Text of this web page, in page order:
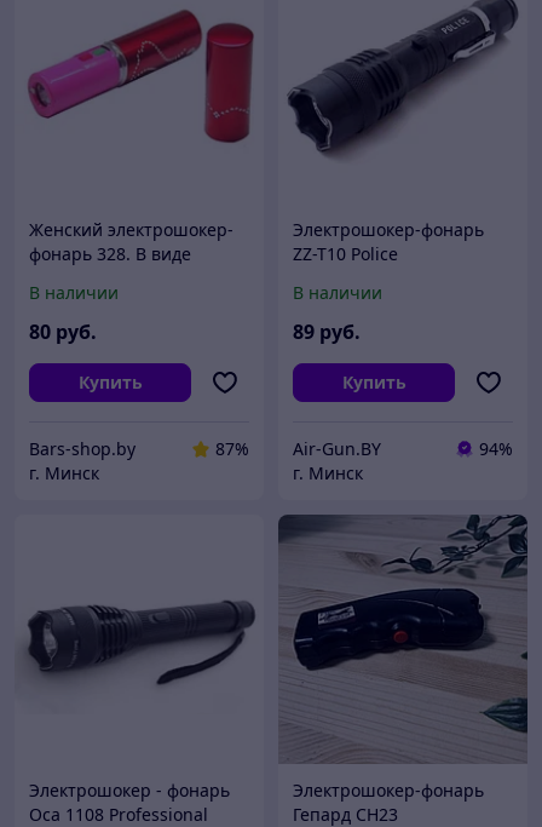
Женский электрошокер-
фонарь 328. В виде
В наличии
80 руб.
Купить
Bars-shop.by
87%
г. Минск
Электрошокер-фонарь
ZZ-T10 Police
В наличии
89 руб.
Купить
Air-Gun.BY
94%
г. Минск
Электрошокер - фонарь
Оса 1108 Professional
Электрошокер-фонарь
Гепард СH23